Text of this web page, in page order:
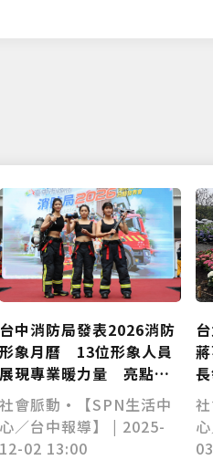
台中消防局發表2026消防
形象月曆 13位形象人員
展現專業暖力量 亮點封
面由搜救犬隊女獸醫擔綱
社會脈動•【SPN生活中
心／台中報導】 | 2025-
12-02 13:00